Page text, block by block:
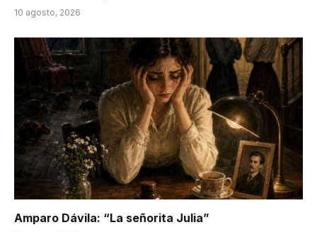
10 agosto, 2026
Amparo Dávila: “La señorita Julia”